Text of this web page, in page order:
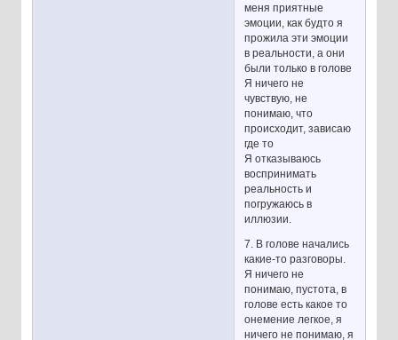
меня приятные
эмоции, как будто я
прожила эти эмоции
в реальности, а они
были только в голове
Я ничего не
чувствую, не
понимаю, что
происходит, зависаю
где то
Я отказываюсь
воспринимать
реальность и
погружаюсь в
иллюзии.
7. В голове начались
какие-то разговоры.
Я ничего не
понимаю, пустота, в
голове есть какое то
онемение легкое, я
ничего не понимаю, я